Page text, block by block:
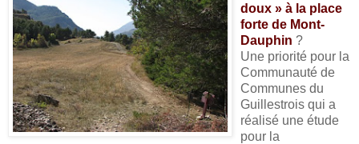
doux » à la place
forte de Mont-
Dauphin ?
Une priorité pour la
Communauté de
Communes du
Guillestrois qui a
réalisé une étude
pour la